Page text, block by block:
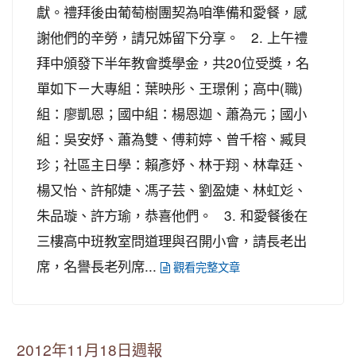
獻。禮拜後由葡萄樹團契為咱準備和愛餐，感
謝他們的辛勞，請兄姊留下分享。 2. 上午禮
拜中頒發下半年教會獎學金，共20位受獎，名
單如下－大專組：葉映彤、王璟俐；高中(職)
組：廖凱恩；國中組：楊恩迦、蕭為元；國小
組：吳安妤、蕭為雙、傅莉婷、曾千榕、臧貝
珍；社區主日學：賴彥妤、林于翔、林韋廷、
楊又怡、許郁婕、馮子芸、劉盈婕、林虹彣、
朱品璇、許方瑜，恭喜他們。 3. 和愛餐後在
三樓高中班教室問道理與召開小會，請長老出
席，名譽長老列席...
觀看完整文章
2012年11月18日週報